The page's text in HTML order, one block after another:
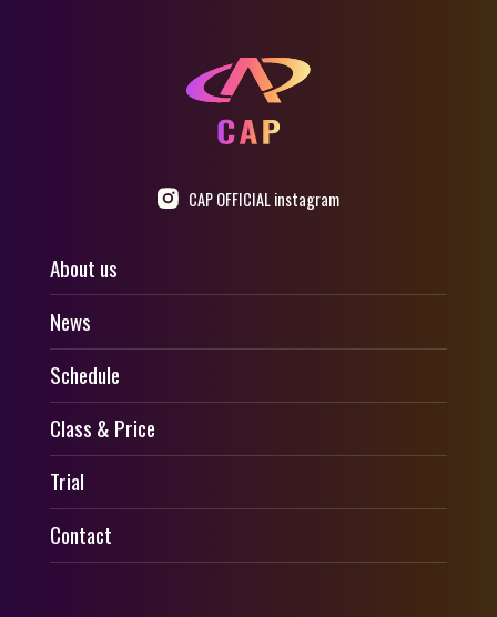
CAP OFFICIAL instagram
About us
News
Schedule
Class & Price
Trial
Contact